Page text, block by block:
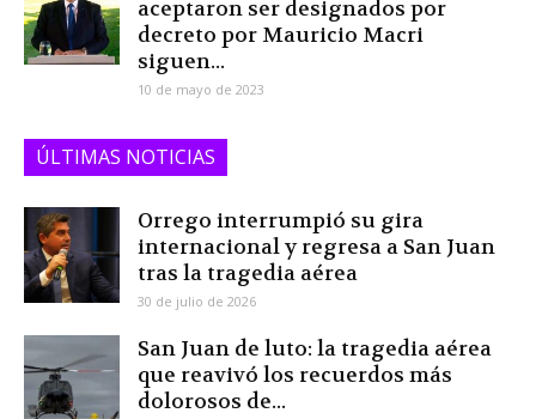
aceptaron ser designados por
decreto por Mauricio Macri
siguen...
10 de mayo de 2023
ÚLTIMAS NOTICIAS
Orrego interrumpió su gira
internacional y regresa a San Juan
tras la tragedia aérea
30 de julio de 2026
San Juan de luto: la tragedia aérea
que reavivó los recuerdos más
dolorosos de...